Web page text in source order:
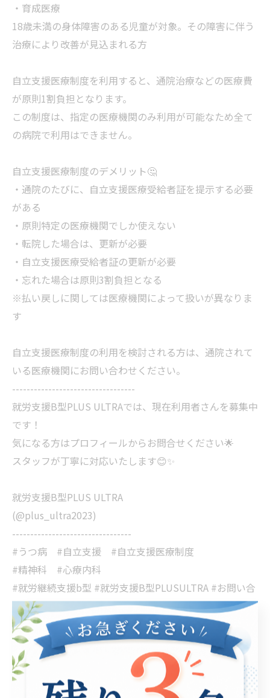
・育成医療
18歳未満の身体障害のある児童が対象。その障害に伴う
治療により改善が見込まれる方
自立支援医療制度を利用すると、通院治療などの医療費
が原則1割負担となります。
この制度は、指定の医療機関のみ利用が可能なため全て
の病院で利用はできません。
自立支援医療制度のデメリット🤔
・通院のたびに、自立支援医療受給者証を提示する必要
がある
・原則特定の医療機関でしか使えない
・転院した場合は、更新が必要
・自立支援医療受給者証の更新が必要
・忘れた場合は原則3割負担となる
※払い戻しに関しては医療機関によって扱いが異なりま
す
自立支援医療制度の利用を検討される方は、通院されて
いる医療機関にお問い合わせください。
----------------------------------
就労支援B型PLUS ULTRAでは、現在利用者さんを募集中
です！
気になる方はプロフィールからお問合せください🌟
スタッフが丁寧に対応いたします😊✨
就労支援B型PLUS ULTRA
(@plus_ultra2023)
---------------------------------
#うつ病 #自立支援 #自立支援医療制度
#精神科 #心療内科
#就労継続支援b型 #就労支援B型PLUSULTRA #お問い合
わせ
< 前のページ 一覧に戻る 次のページ >